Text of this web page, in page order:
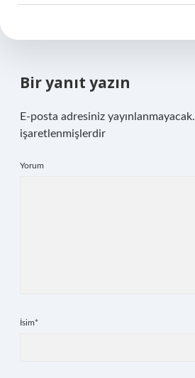
Bir yanıt yazın
E-posta adresiniz yayınlanmayacak.
işaretlenmişlerdir
Yorum
İsim*